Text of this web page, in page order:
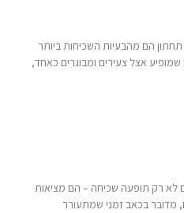
הם מהבעיות השכיחות ביותר
אצל צעירים ומבוגרים כאחד,
לא רק תופעה שכיחה – הם מציאות
מדובר בכאב זמני שמתעורר